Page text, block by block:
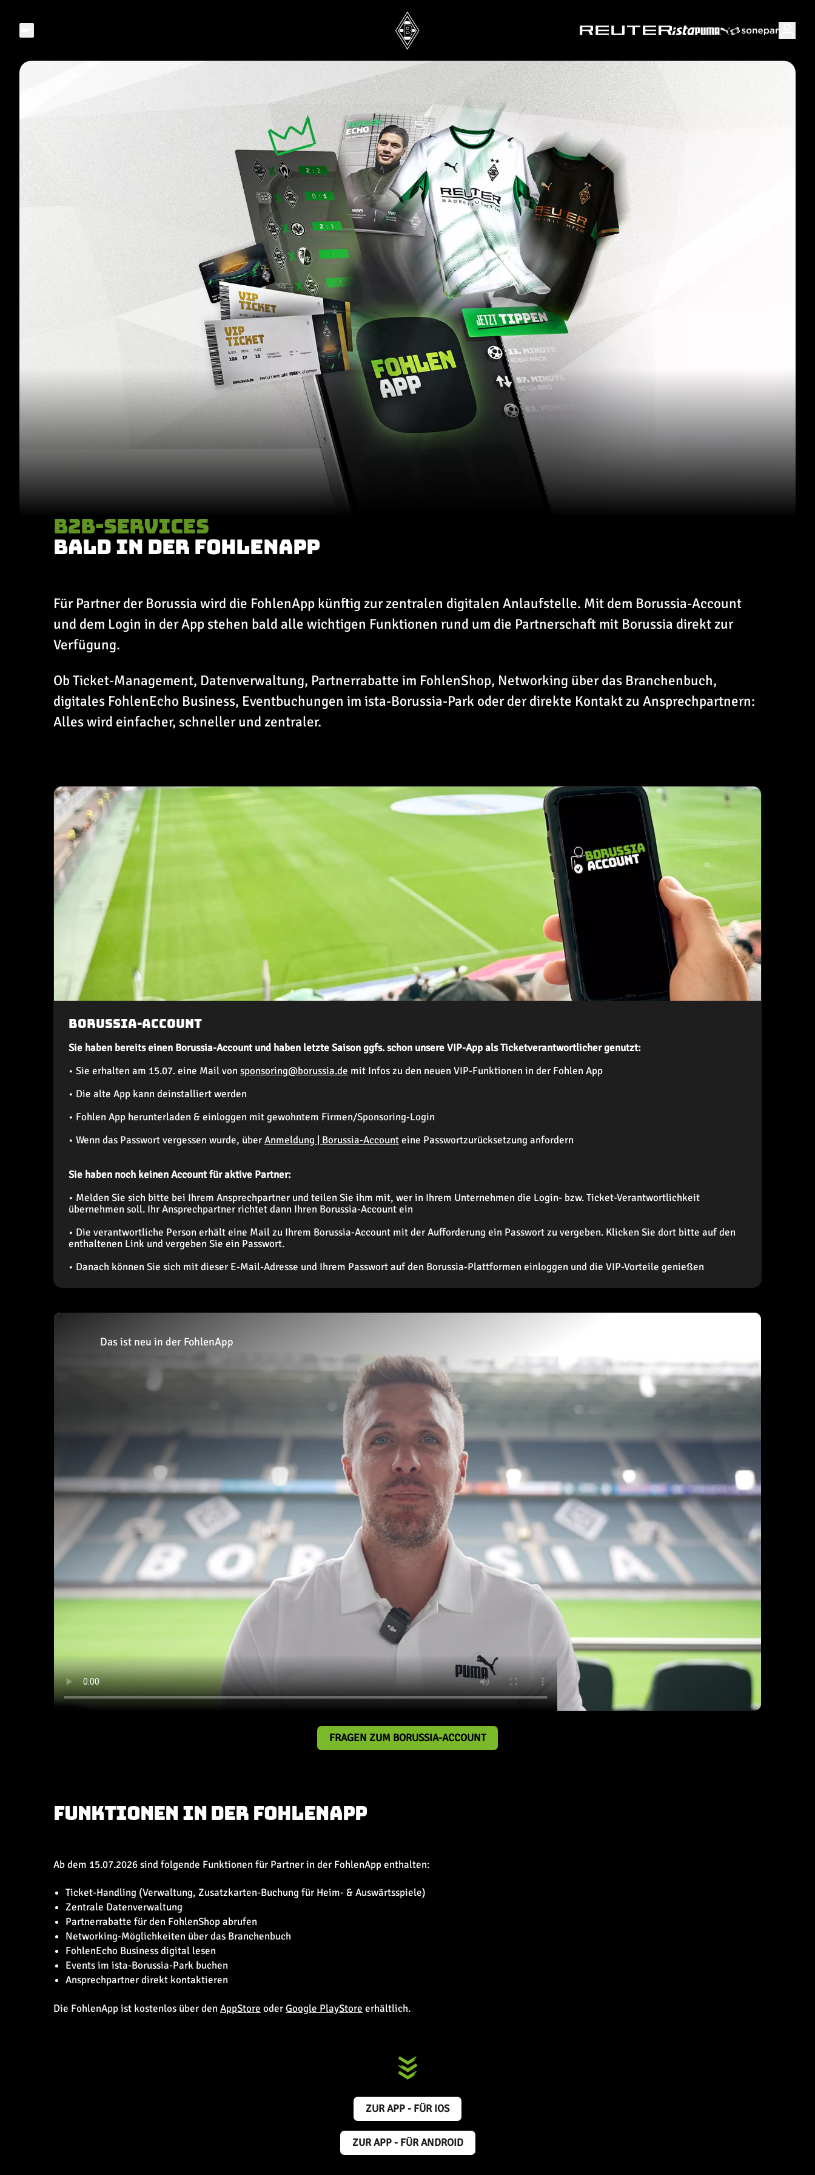
B2B-SERVICES
BALD IN DER FOHLENAPP
Für Partner der Borussia wird die FohlenApp künftig zur zentralen digitalen Anlaufstelle. Mit dem Borussia-Account
und dem Login in der App stehen bald alle wichtigen Funktionen rund um die Partnerschaft mit Borussia direkt zur
Verfügung.
Ob Ticket-Management, Datenverwaltung, Partnerrabatte im FohlenShop, Networking über das Branchenbuch,
digitales FohlenEcho Business, Eventbuchungen im ista-Borussia-Park oder der direkte Kontakt zu Ansprechpartnern:
Alles wird einfacher, schneller und zentraler.
Borussia-Account
Sie haben bereits einen Borussia-Account und haben letzte Saison ggfs. schon unsere VIP-App als Ticketverantwortlicher genutzt:
• Sie erhalten am 15.07. eine Mail vonsponsoring@borussia.de mit Infos zu den neuen VIP-Funktionen in der Fohlen App
• Die alte App kann deinstalliert werden
• Fohlen App herunterladen & einloggen mit gewohntem Firmen/Sponsoring-Login
• Wenn das Passwort vergessen wurde, überAnmeldung | Borussia-Accounteine Passwortzurücksetzung anfordern
Sie haben noch keinen Account für aktive Partner:
• Melden Sie sich bitte bei Ihrem Ansprechpartner und teilen Sie ihm mit, wer in Ihrem Unternehmen die Login- bzw. Ticket-Verantwortlichkeit
übernehmen soll. Ihr Ansprechpartner richtet dann Ihren Borussia-Account ein
• Die verantwortliche Person erhält eine Mail zu Ihrem Borussia-Account mit der Aufforderung ein Passwort zu vergeben. Klicken Sie dort bitte auf den
enthaltenen Link und vergeben Sie ein Passwort.
• Danach können Sie sich mit dieser E-Mail-Adresse und Ihrem Passwort auf den Borussia-Plattformen einloggen und die VIP-Vorteile genießen
Das ist neu in der FohlenApp
FRAGEN ZUM BORUSSIA-ACCOUNT
FUNKTIONEN IN DER FOHLENAPP
Ab dem 15.07.2026 sind folgende Funktionen für Partner in der FohlenApp enthalten:
Ticket-Handling (Verwaltung, Zusatzkarten-Buchung für Heim- & Auswärtsspiele)
Zentrale Datenverwaltung
Partnerrabatte für den FohlenShop abrufen
Networking-Möglichkeiten über das Branchenbuch
FohlenEcho Business digital lesen
Events im ista-Borussia-Park buchen
Ansprechpartner direkt kontaktieren
Die FohlenApp ist kostenlos über denAppStore oderGoogle PlayStore erhältlich.
ZUR APP - FÜR IOS
ZUR APP - FÜR ANDROID